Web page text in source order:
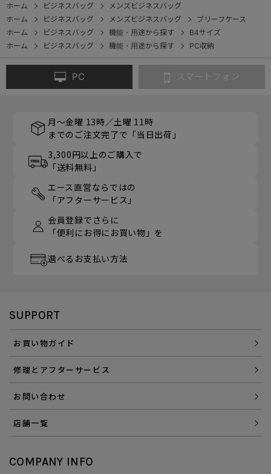
ホーム
ビジネスバッグ
メンズビジネスバッグ
ホーム
ビジネスバッグ メンズビジネスバッグ
ブリーフケース
ホーム
ビジネスバッグ 機能・用途から探す
B4サイズ
ホーム
ビジネスバッグ 機能・用途から探す PC収納
PC スマートフォン
月～金曜 13時／土曜 11時
までのご注文完了で「当日出荷」
3,300円以上のご購入で
「送料無料」
エース直営ならではの
「アフターサービス」
会員登録でさらに
「便利にお得にお買い物」を
選べるお支払い方法
SUPPORT
お買い物ガイド
修理とアフターサービス
お問い合わせ
店舗一覧
COMPANY INFO